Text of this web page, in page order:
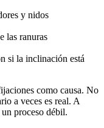
y nidos
las ranuras
si la inclinación está
como causa. No
a veces es real. A
proceso débil.